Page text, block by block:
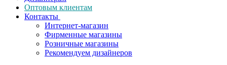
Оптовым клиентам
Контакты
Интернет-магазин
Фирменные магазины
Розничные магазины
Рекомендуем дизайнеров